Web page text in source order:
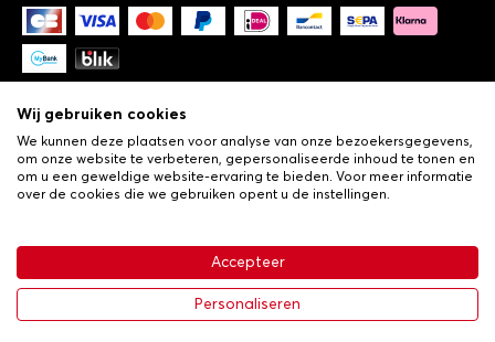
€ 113,43
-25% € 151,24
Algemene verkoopvoorwaarden•Privacy- en cookiebeleid
•Livraison
Wij gebruiken cookies
We kunnen deze plaatsen voor analyse van onze bezoekersgegevens,
om onze website te verbeteren, gepersonaliseerde inhoud te tonen en
om u een geweldige website-ervaring te bieden. Voor meer informatie
over de cookies die we gebruiken opent u de instellingen.
Accepteer
Personaliseren